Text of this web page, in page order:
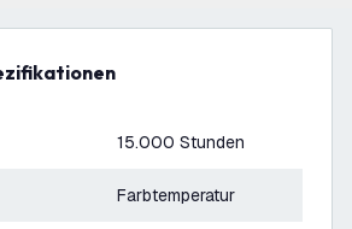
15.000 Stunden
Farbtemperatur